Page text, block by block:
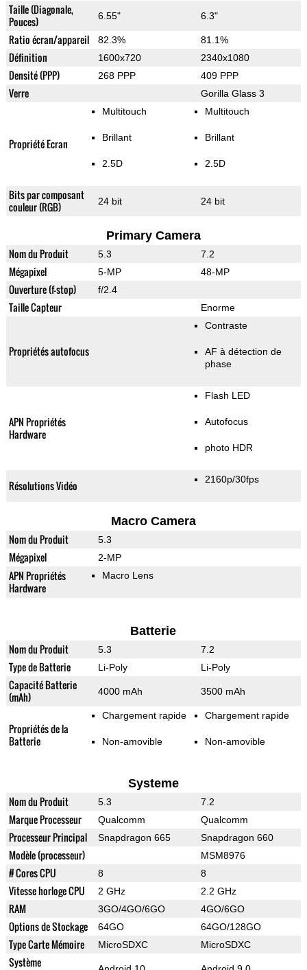
Taille (Diagonale,
Pouces)
6.55" 6.3"
Ratio écran/appareil 82.3% 81.1%
Définition 1600x720 2340x1080
Densité (PPP) 268 PPP 409 PPP
Verre Gorilla Glass 3
Propriété Ecran
Multitouch
Brillant
2.5D
Multitouch
Brillant
2.5D
Bits par composant
couleur (RGB)
24 bit 24 bit
Primary Camera
Nom du Produit 5.3 7.2
Mégapixel 5-MP 48-MP
Ouverture (f-stop) f/2.4
Taille Capteur Enorme
Propriétés autofocus
Contraste
AF à détection de
phase
APN Propriétés
Hardware
Flash LED
Autofocus
photo HDR
Résolutions Vidéo 2160p/30fps
Macro Camera
Nom du Produit 5.3
Mégapixel 2-MP
APN Propriétés
Hardware
Macro Lens
Batterie
Nom du Produit 5.3 7.2
Type de Batterie Li-Poly Li-Poly
Capacité Batterie
(mAh)
4000 mAh 3500 mAh
Propriétés de la
Batterie
Chargement rapide
Non-amovible
Chargement rapide
Non-amovible
Systeme
Nom du Produit 5.3 7.2
Marque Processeur Qualcomm Qualcomm
Processeur Principal Snapdragon 665 Snapdragon 660
Modèle (processeur) MSM8976
# Cores CPU 8 8
Vitesse horloge CPU 2 GHz 2.2 GHz
RAM 3GO/4GO/6GO 4GO/6GO
Options de Stockage 64GO 64GO/128GO
Type Carte Mémoire MicroSDXC MicroSDXC
Système